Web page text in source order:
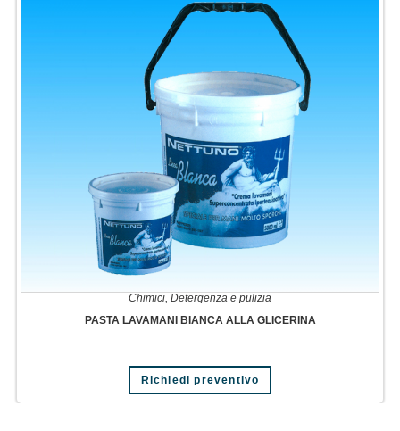
opzioni
possono
essere
scelte
nella
pagina
del
prodotto
Chimici, Detergenza e pulizia
PASTA LAVAMANI BIANCA ALLA GLICERINA
Richiedi preventivo
ha